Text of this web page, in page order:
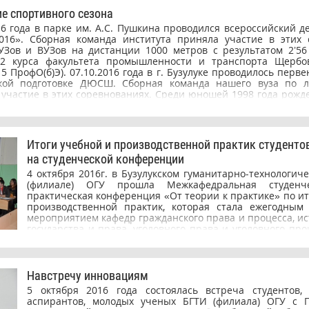
спорта.
спортивного сезона
года в парке им. А.С. Пушкина проводился всероссийский
Сборная команда института приняла участие в этих
и ВУЗов на дистанции 1000 метров с результатом
курса факультета промышленности и транспорта
ПрофО(б)Э). 07.10.2016 года в г. Бузулуке проводилось
подготовке ДЮСШ. Сборная команда нашего вуза по
в этих соревнованиях. Среди юношей 1998 года
ПрофО(б)Э); II место – студент 3 курса строительно-
Тихоненко Кирилл (группа 14 Стр(ба)ПГС); III место –
промышленности и транспорта Харитонов Максим (группа
наших ведущих спортсменов с очередной победой и
побед!
Итоги учебной и производственной практик
на студенческой конференции
4 октября 2016г. в Бузулукском гуманитарно-
(филиале) ОГУ прошла Межкафедральная
практическая конференция «От теории к практике» по
производственной практик, которая стала
мероприятием кафедр гражданского права и процесса,
государства и права, уголовного права и уголовного
Капишников М.А., адвокат Адвокатской палаты
Кобелев А.В., кадастровый инженер, Щеповских
договорного отдела ПАО «Оренбургнефть», и
«Экономика и права», обучающиеся по
Юриспруденция, а так же студенты и преподаватели
строительный колледж». В ходе конференции
Навстречу инновациям
5 октября 2016 года состоялась встреча студентов,
аспирантов, молодых ученых БГТИ (филиала) ОГУ с